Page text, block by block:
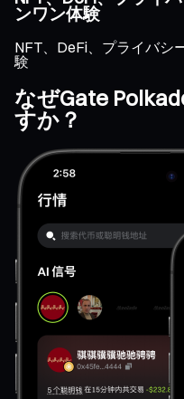
ンワン体験
NFT、DeFi、プライバシ
験
なぜGate
すか？